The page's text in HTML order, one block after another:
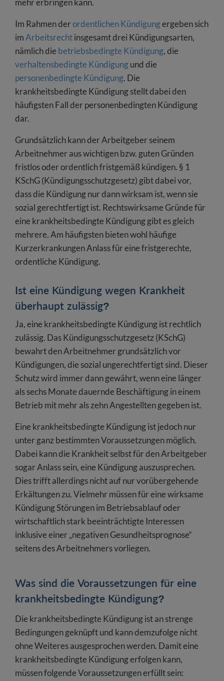
mehr erbringen kann.
Im Rahmen derordentlichen Kündigungergeben sich
imArbeitsrechtinsgesamt drei Kündigungsarten,
nämlich die betriebsbedingte Kündigung, die
verhaltensbedingte Kündigungund die
personenbedingte Kündigung. Die
krankheitsbedingte Kündigung stellt dabei den
häufigsten Fall der personenbedingten Kündigung
dar.
Grundsätzlich kann der Arbeitgeber seinem
Arbeitnehmer aus wichtigen bzw. guten Gründen
fristlos oder ordentlich fristgemäß kündigen. § 1
KSchG (Kündigungsschutzgesetz) gibt dabei vor,
dass die Kündigung nur dann wirksam ist, wenn sie
sozial gerechtfertigt ist. Rechtswirksame Gründe für
eine krankheitsbedingte Kündigung gibt es gleich
mehrere. Am häufigsten bieten wohl häufige
Kurzerkrankungen Anlass für eine fristgerechte,
ordentliche Kündigung.
Ist eine Kündigung wegen Krankheit
überhaupt zulässig?
Ja, eine krankheitsbedingte Kündigung ist rechtlich
zulässig. Das Kündigungsschutzgesetz (KSchG)
bewahrt den Arbeitnehmer grundsätzlich vor
Kündigungen, die sozial ungerechtfertigt sind. Dieser
Schutz wird immer dann gewährt, wenn eine länger
als sechs Monate dauernde Beschäftigung in einem
Betrieb mit mehr als zehn Angestellten gegeben ist.
Eine krankheitsbedingte Kündigung ist jedoch nur
unter ganz bestimmten Voraussetzungen möglich.
Dabei kann die Krankheit selbst für den Arbeitgeber
sogar Anlass sein, eine Kündigung auszusprechen.
Dies trifft allerdings nicht auf nur vorübergehende
Erkältungen zu. Vielmehr müssen für eine wirksame
Kündigung Störungen im Betriebsablauf oder
wirtschaftlich stark beeinträchtigte Interessen
inklusive einer „negativen Gesundheitsprognose“
seitens des Arbeitnehmers vorliegen.
Was sind die Voraussetzungen für eine
krankheitsbedingte Kündigung?
Die krankheitsbedingte Kündigung ist an strenge
Bedingungen geknüpft und kann demzufolge nicht
ohne Weiteres ausgesprochen werden. Damit eine
krankheitsbedingte Kündigung erfolgen kann,
müssen folgende Voraussetzungen erfüllt sein: